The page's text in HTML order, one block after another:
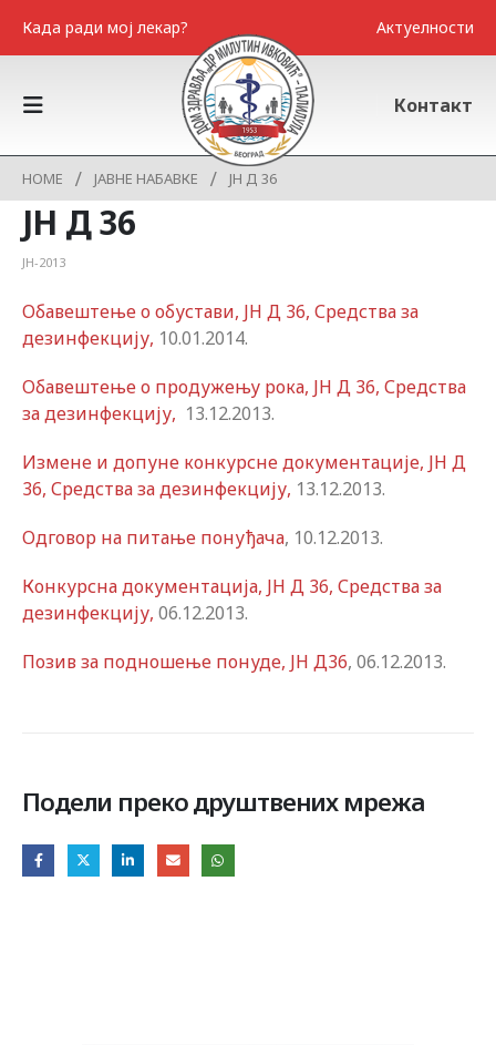
Када ради мој лекар? Актуелности
Контакт
HOME ЈАВНЕ НАБАВКЕ ЈН Д 36
ЈН Д 36
ЈН-2013
Обавештење о обустави, ЈН Д 36, Средства за
дезинфекцију, 10.01.2014.
Обавештење о продужењу рока, ЈН Д 36, Средства
за дезинфекцију, 13.12.2013.
Измене и допуне конкурсне документације, ЈН Д
36, Средства за дезинфекцију, 13.12.2013.
Одговор на питање понуђача, 10.12.2013.
Конкурсна документација, ЈН Д 36, Средства за
дезинфекцију, 06.12.2013.
Позив за подношење понуде, ЈН Д36, 06.12.2013.
Подели преко друштвених мрежа